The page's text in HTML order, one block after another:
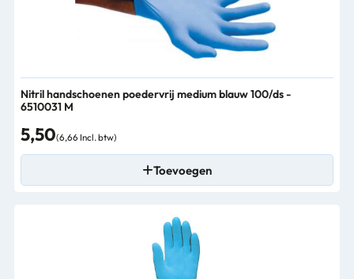
Nitril handschoenen poedervrij medium blauw 100/ds -
6510031 M
5,50(6,66 Incl. btw)
Toevoegen